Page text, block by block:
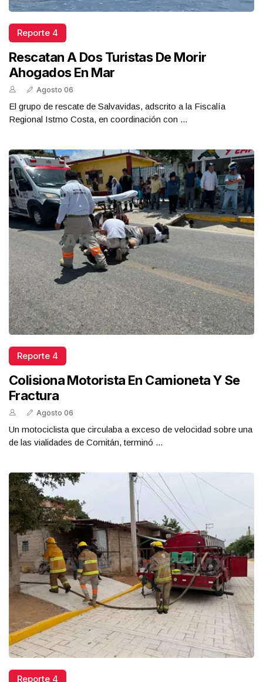
Reporte 4
Rescatan A Dos Turistas De Morir
Ahogados En Mar
Agosto 06
El grupo de rescate de Salvavidas, adscrito a la Fiscalía
Regional Istmo Costa, en coordinación con ...
Reporte 4
Colisiona Motorista En Camioneta Y Se
Fractura
Agosto 06
Un motociclista que circulaba a exceso de velocidad sobre una
de las vialidades de Comitán, terminó ...
Reporte 4